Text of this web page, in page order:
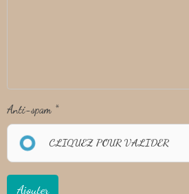
Anti-spam
CLIQUEZ POUR VALIDER
Ajouter